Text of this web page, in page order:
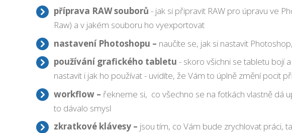
příprava RAW souborů - jak si připravit RAW pro úpravu ve
Raw) a v jakém souboru ho vyexportovat
nastavení Photoshopu – naučíte se, jak si nastavit
používání grafického tabletu - skoro všichni se tabletu bojí
nastavit i jak ho používat - uvidíte, že Vám to úplně změní pocit
workflow – řekneme si, co všechno se na fotkách vlastně dá
to dávalo smysl
zkratkové klávesy – jsou tím, co Vám bude zrychlovat práci,